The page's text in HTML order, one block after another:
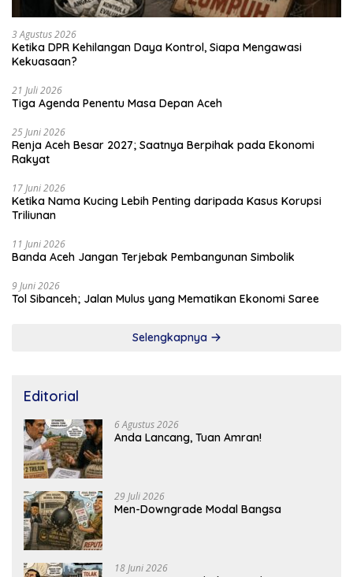
3 Agustus 2026
Ketika DPR Kehilangan Daya Kontrol, Siapa Mengawasi
Kekuasaan?
21 Juli 2026
Tiga Agenda Penentu Masa Depan Aceh
25 Juni 2026
Renja Aceh Besar 2027; Saatnya Berpihak pada Ekonomi
Rakyat
17 Juni 2026
Ketika Nama Kucing Lebih Penting daripada Kasus Korupsi
Triliunan
11 Juni 2026
Banda Aceh Jangan Terjebak Pembangunan Simbolik
9 Juni 2026
Tol Sibanceh; Jalan Mulus yang Mematikan Ekonomi Saree
Selengkapnya
Editorial
6 Agustus 2026
Anda Lancang, Tuan Amran!
29 Juli 2026
Men-Downgrade Modal Bangsa
18 Juni 2026